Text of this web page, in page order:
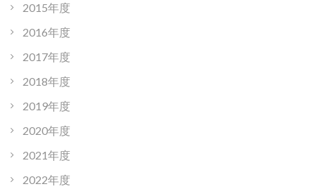
2015年度
2016年度
2017年度
2018年度
2019年度
2020年度
2021年度
2022年度